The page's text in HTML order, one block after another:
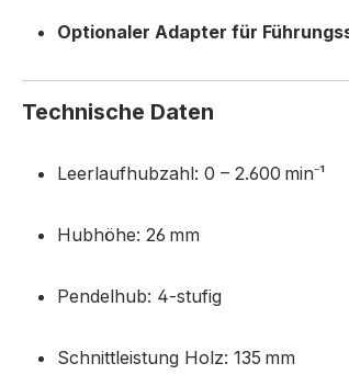
Optionaler Adapter für
Technische Daten
Leerlaufhubzahl: 0 – 2.600 min⁻¹
Hubhöhe: 26 mm
Pendelhub: 4-stufig
Schnittleistung Holz: 135 mm